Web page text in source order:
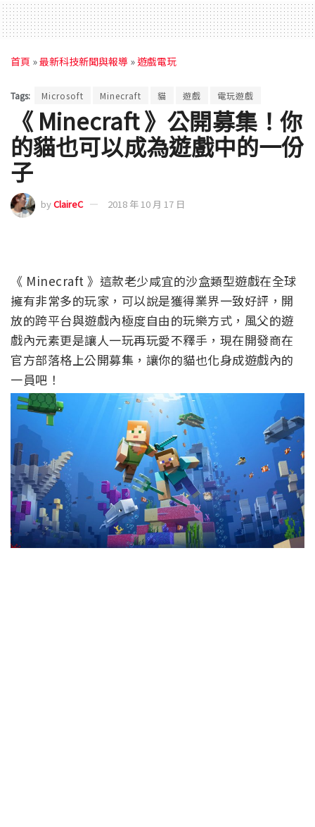
首頁 »最新科技新聞與報導 »遊戲電玩
Tags: Microsoft Minecraft 貓 遊戲 電玩遊戲
《 Minecraft 》公開募集！你
的貓也可以成為遊戲中的一份
子
byClaireC 2018 年 10 月 17 日
《 Minecraft 》這款老少咸宜的沙盒類型遊戲在全球
擁有非常多的玩家，可以說是獲得業界一致好評，開
放的跨平台與遊戲內極度自由的玩樂方式，風父的遊
戲內元素更是讓人一玩再玩愛不釋手，現在開發商在
官方部落格上公開募集，讓你的貓也化身成遊戲內的
一員吧！